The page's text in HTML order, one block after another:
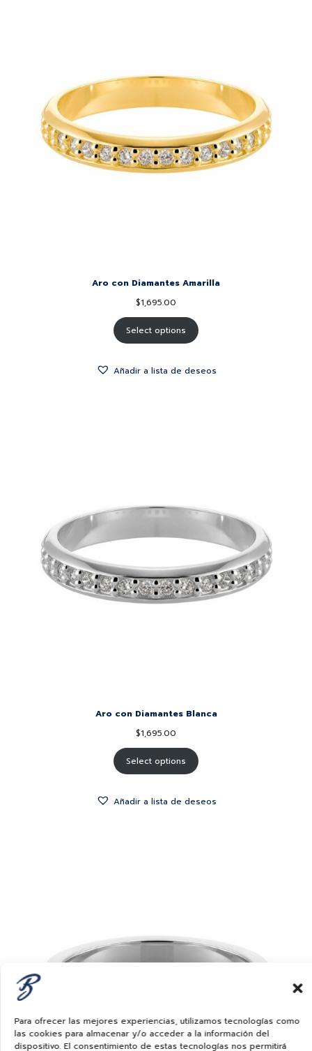
Para ofrecer las mejores experiencias, utilizamos tecnologías como
las cookies para almacenar y/o acceder a la información del
dispositivo. El consentimiento de estas tecnologías nos permitirá
Aro con Diamantes Amarilla
$1,695.00
Select options
Añadir a lista de deseos
Aro con Diamantes Blanca
$1,695.00
Select options
Añadir a lista de deseos